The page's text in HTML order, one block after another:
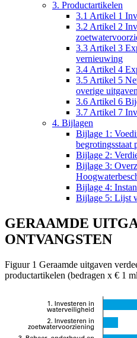
3. Productartikelen
3.1 Artikel 1
3.2 Artikel 2
3.3 Artikel 3
vernieuwing
3.4 Artikel 4
3.5 Artikel 5
overige uitgaven
3.6 Artikel 6
3.7 Artikel 7
4. Bijlagen
Bijlage 1:
begrotingsstaat
Bijlage 2:
Bijlage 3:
Bijlage 4:
Bijlage 5: Lijst
GERAAMDE
ONTVANGSTEN
Figuur 1 Geraamde uitgaven
productartikelen (bedragen x € 1